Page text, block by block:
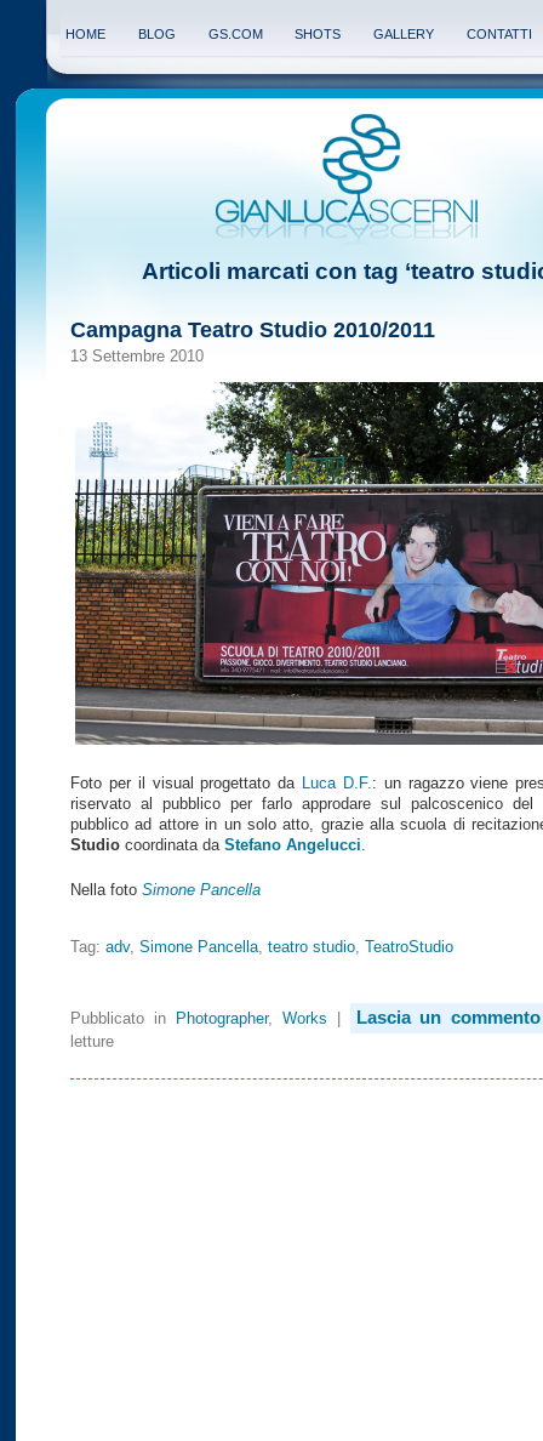
HOME BLOG GS.COM SHOTS GALLERY CONTATTI
Articoli marcati con tag ‘teatro
Campagna Teatro Studio 2010/2011
13 Settembre 2010
Foto per il visual progettato da Luca D.F. : un ragazzo viene
riservato al pubblico per farlo approdare sul palcoscenico
pubblico ad attore in un solo atto, grazie alla scuola di
Studio coordinata da Stefano Angelucci
Nella foto Simone Pancella
Tag: adv, Simone Pancella teatro studio TeatroStudio
Pubblicato in Photographer, Works Lascia un
letture